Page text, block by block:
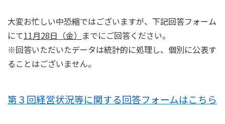
大変お忙しい中恐縮ではございますが、下記回答フォーム
にて11月28日（金） までにご回答ください。
※回答いただいたデータは統計的に処理し、個別に公表す
ることはございません。
第３回経営状況等に関する回答フォームはこちら